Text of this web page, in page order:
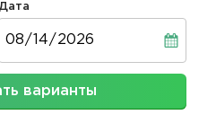
Дата
варианты